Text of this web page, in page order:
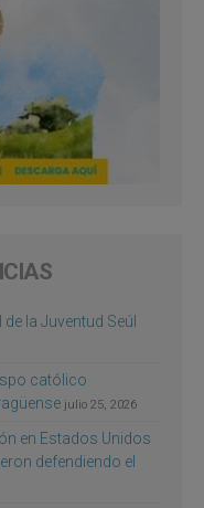
la Juventud Seúl
católico
julio 25, 2026
en Estados Unidos
defendiendo el